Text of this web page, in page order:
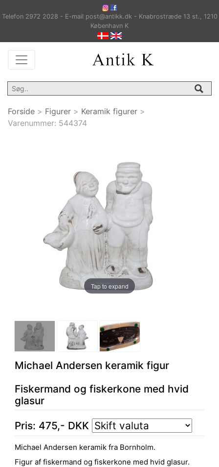
Telefon 2972 2028 - E-mail post@antikk.dk - Knabrostræde 13 st., 1210
København K
Forside > Figurer > Keramik figurer >
Varenummer: 544374
Tap to expand
Michael Andersen keramik figur
Fiskermand og fiskerkone med hvid
glasur
Pris: 475,- DKK
Michael Andersen keramik fra Bornholm.
Figur af fiskermand og fiskerkone med hvid glasur.